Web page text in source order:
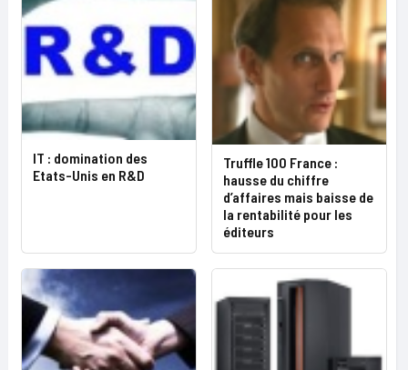
IT : domination des
Etats-Unis en R&D
Truffle 100 France :
hausse du chiffre
d’affaires mais baisse de
la rentabilité pour les
éditeurs